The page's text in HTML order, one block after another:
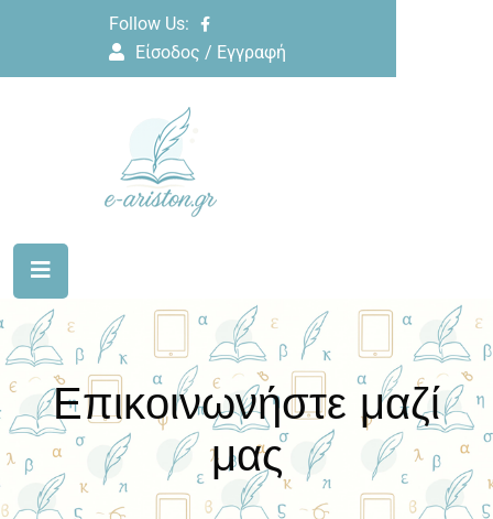
Follow Us:
Είσοδος / Εγγραφή
Επικοινωνήστε μαζί
μας
Home Επικοινωνήστε μαζί μας